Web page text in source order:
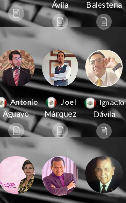
Ávila
Balestena
Antonio
Aguayo
Joel
Márquez
Ignacio
Dávila